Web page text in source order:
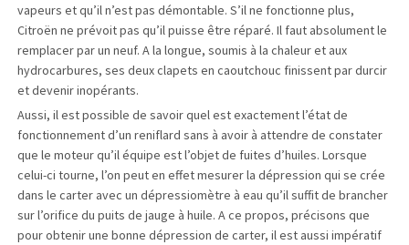
vapeurs et qu’il n’est pas démontable. S’il ne fonctionne plus,
Citroën ne prévoit pas qu’il puisse être réparé. Il faut absolument le
remplacer par un neuf. A la longue, soumis à la chaleur et aux
hydrocarbures, ses deux clapets en caoutchouc finissent par durcir
et devenir inopérants.
Aussi, il est possible de savoir quel est exactement l’état de
fonctionnement d’un reniflard sans à avoir à attendre de constater
que le moteur qu’il équipe est l’objet de fuites d’huiles. Lorsque
celui-ci tourne, l’on peut en effet mesurer la dépression qui se crée
dans le carter avec un dépressiomètre à eau qu’il suffit de brancher
sur l’orifice du puits de jauge à huile. A ce propos, précisons que
pour obtenir une bonne dépression de carter, il est aussi impératif